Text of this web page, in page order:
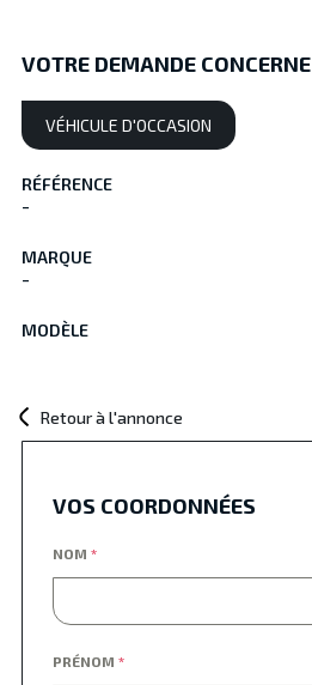
VOTRE DEMANDE CONCERNE
VÉHICULE D'OCCASION
RÉFÉRENCE
-
MARQUE
-
MODÈLE
Retour à l'annonce
VOS COORDONNÉES
NOM *
PRÉNOM *